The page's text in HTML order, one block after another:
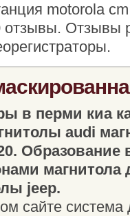
motorola
отзывы. Отзывы
в перми киа
audi
Образование
магнитола
jeep.
сайте